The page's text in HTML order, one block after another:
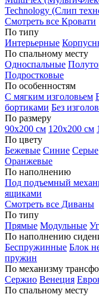
Technology (Слип
Смотреть все Кровати
По типу
Интерьерные
По спальному месту
Односпальные
Подростковые
По особенностям
С мягким изголовьем
бортиками Без
По размеру
90х200 см 120х200 см
По цвету
Бежевые Синие Серые
Оранжевые
По наполнению
Под подъемный
ящиками
Смотреть все Диваны
По типу
Прямые Модульные
По наполнению
Беспружинные Блок
пружин
По механизму
Сержио Венеция
По спальному месту